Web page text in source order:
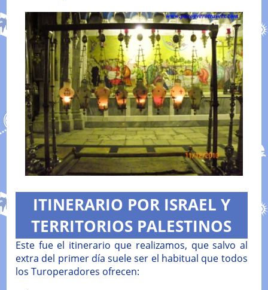
ITINERARIO POR ISRAEL Y
TERRITORIOS PALESTINOS
Este fue el itinerario que realizamos, que salvo al
extra del primer día suele ser el habitual que todos
los Turoperadores ofrecen: